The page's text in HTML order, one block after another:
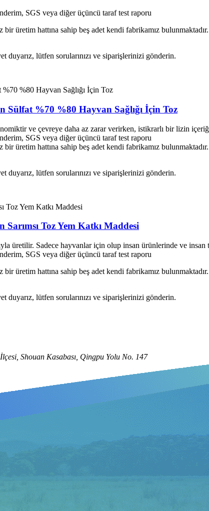
SGS veya diğer üçüncü taraf test raporu
üretim hattına sahip beş adet kendi fabrikamız
duyarız, lütfen sorularınızı ve siparişlerinizi gönderin.
%70 %80 Hayvan Sağlığı İçin Toz
ve çevreye daha az zarar verirken, istikrarlı bir lizin
SGS veya diğer üçüncü taraf test raporu
üretim hattına sahip beş adet kendi fabrikamız
duyarız, lütfen sorularınızı ve siparişlerinizi gönderin.
Toz Yem Katkı Maddesi
üretilir. Sadece hayvanlar için olup insan ürünlerinde ve insan
SGS veya diğer üçüncü taraf test raporu
üretim hattına sahip beş adet kendi fabrikamız
duyarız, lütfen sorularınızı ve siparişlerinizi gönderin.
Shouan Kasabası, Qingpu Yolu No. 147